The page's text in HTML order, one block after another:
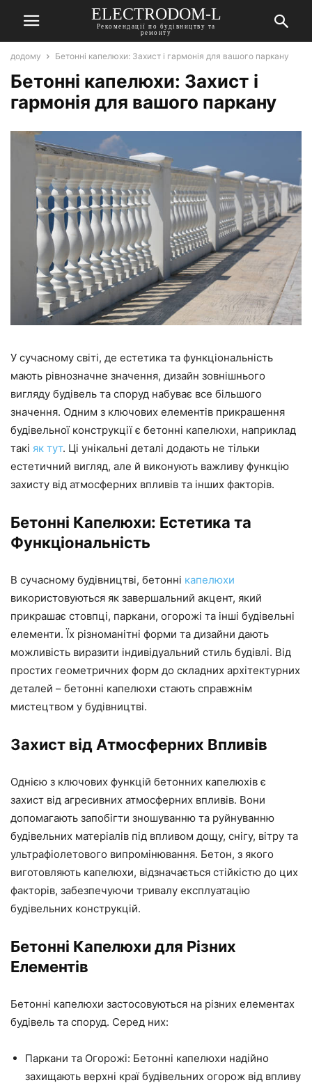
ELECTRODOM-L
Рекомендації по будівництву та
ремонту
додому Бетонні капелюхи: Захист і гармонія для вашого паркану
Бетонні капелюхи: Захист і
гармонія для вашого паркану
У сучасному світі, де естетика та функціональність
мають рівнозначне значення, дизайн зовнішнього
вигляду будівель та споруд набуває все більшого
значення. Одним з ключових елементів прикрашення
будівельної конструкції є бетонні капелюхи, наприклад
такі як тут. Ці унікальні деталі додають не тільки
естетичний вигляд, але й виконують важливу функцію
захисту від атмосферних впливів та інших факторів.
Бетонні Капелюхи: Естетика та
Функціональність
В сучасному будівництві, бетонні капелюхи
використовуються як завершальний акцент, який
прикрашає стовпці, паркани, огорожі та інші будівельні
елементи. Їх різноманітні форми та дизайни дають
можливість виразити індивідуальний стиль будівлі. Від
простих геометричних форм до складних архітектурних
деталей – бетонні капелюхи стають справжнім
мистецтвом у будівництві.
Захист від Атмосферних Впливів
Однією з ключових функцій бетонних капелюхів є
захист від агресивних атмосферних впливів. Вони
допомагають запобігти зношуванню та руйнуванню
будівельних матеріалів під впливом дощу, снігу, вітру та
ультрафіолетового випромінювання. Бетон, з якого
виготовляють капелюхи, відзначається стійкістю до цих
факторів, забезпечуючи тривалу експлуатацію
будівельних конструкцій.
Бетонні Капелюхи для Різних
Елементів
Бетонні капелюхи застосовуються на різних елементах
будівель та споруд. Серед них:
Паркани та Огорожі: Бетонні капелюхи надійно
захищають верхні краї будівельних огорож від впливу